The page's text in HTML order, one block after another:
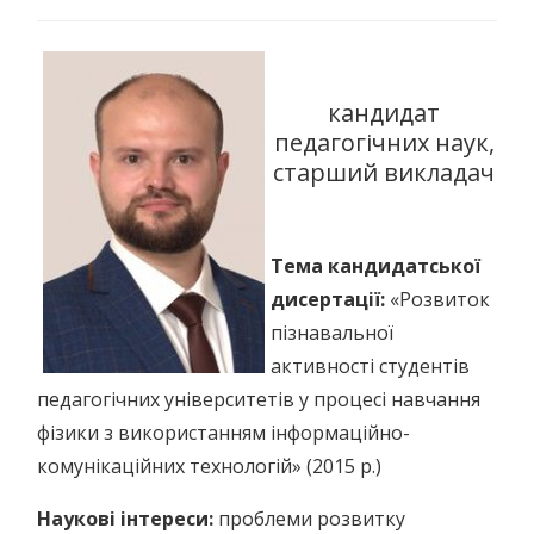
кандидат
педагогічних наук,
старший викладач
Тема кандидатської
дисертації: «Розвиток
пізнавальної
активності студентів
педагогічних університетів у процесі навчання
фізики з використанням інформаційно-
комунікаційних технологій» (2015 р.)
Наукові інтереси: проблеми розвитку